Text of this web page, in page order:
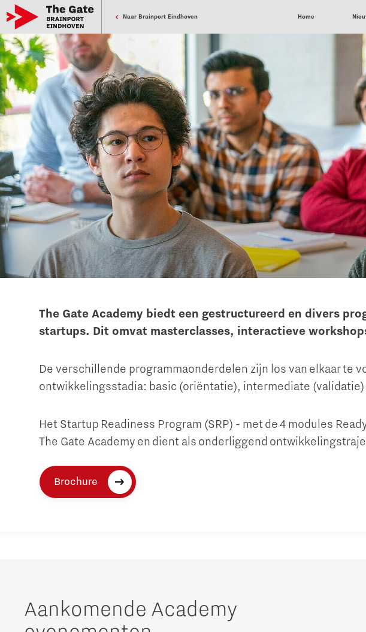
Naar Brainport Eindhoven Home
The Gate Academy biedt een gestructureerd en divers
startups. Dit omvat masterclasses, interactieve
De verschillende programmaonderdelen zijn los van elkaar te
ontwikkelingsstadia: basic (oriëntatie), intermediate
Het Startup Readiness Program (SRP) - met de 4 modules
The Gate Academy en dient als onderliggend
Brochure
Aankomende Academy